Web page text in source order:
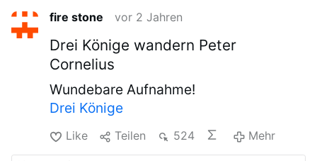
fire stone vor 2 Jahren
Drei Könige wandern Peter
Cornelius
Wundebare Aufnahme!
Drei Könige
Like Teilen 524 Mehr